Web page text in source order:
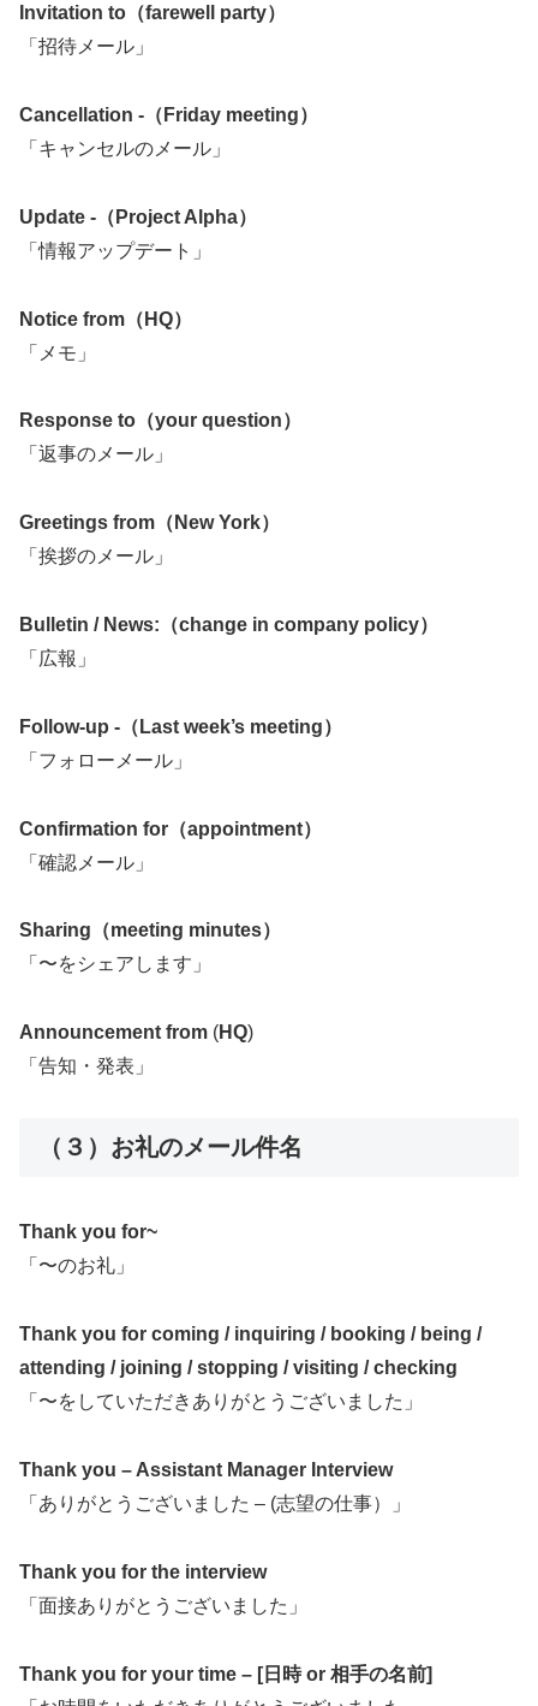
Invitation to（farewell party）
「招待メール」
Cancellation -（Friday meeting）
「キャンセルのメール」
Update -（Project Alpha）
「情報アップデート」
Notice from（HQ）
「メモ」
Response to（your question）
「返事のメール」
Greetings from（New York）
「挨拶のメール」
Bulletin / News:（change in company policy）
「広報」
Follow-up -（Last week’s meeting）
「フォローメール」
Confirmation for（appointment）
「確認メール」
Sharing（meeting minutes）
「〜をシェアします」
Announcement from (HQ)
「告知・発表」
（３）お礼のメール件名
Thank you for~
「〜のお礼」
Thank you for coming / inquiring / booking / being /
attending / joining / stopping / visiting / checking
「〜をしていただきありがとうございました」
Thank you – Assistant Manager Interview
「ありがとうございました – (志望の仕事）」
Thank you for the interview
「面接ありがとうございました」
Thank you for your time – [日時 or 相手の名前]